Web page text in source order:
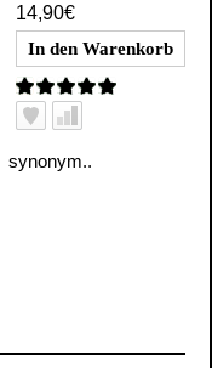
14,90€
synonym..